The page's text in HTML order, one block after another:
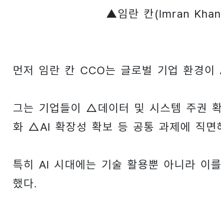
▲임란 칸(Imran
먼저 임란 칸 CCO는 글로벌 기업 환경이
그는 기업들이 △데이터 및 시스템 주권
화 △AI 확장성 확보 등 공통 과제에 직면
특히 AI 시대에는 기술 활용뿐 아니라 이
했다.